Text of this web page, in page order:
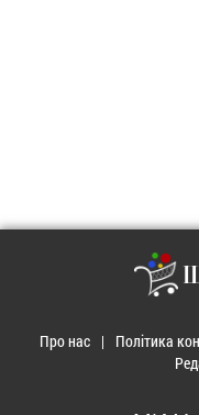
Про нас Політика